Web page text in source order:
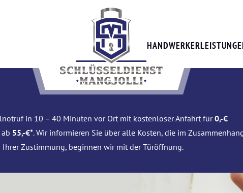
in 10 – 40 Minuten vor Ort mit kostenloser Anfahrt für0,-€
55,-€*. Wir informieren Sie über alle Kosten, die im
Ihrer Zustimmung, beginnen wir mit der Türöffnung.